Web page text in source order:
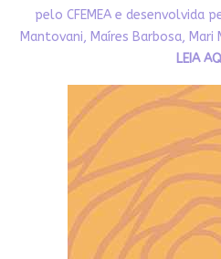
pelo CFEMEA e desenvolvida
Mantovani, Maíres Barbosa,
LEIA